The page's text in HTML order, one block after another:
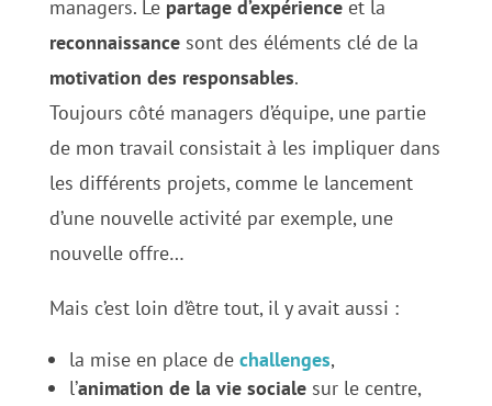
managers. Le partage d’expérienceet la
reconnaissancesont des éléments clé de la
motivation des responsables.
Toujours côté managers d’équipe, une partie
de mon travail consistait à les impliquer dans
les différents projets, comme le lancement
d’une nouvelle activité par exemple, une
nouvelle offre…
Mais c’est loin d’être tout, il y avait aussi :
la mise en place de challenges,
l’animation de la vie socialesur le centre,